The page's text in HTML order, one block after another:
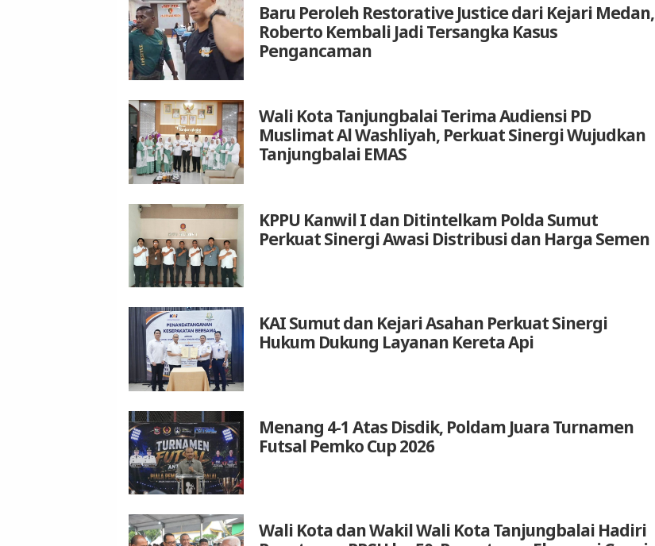
Baru Peroleh Restorative Justice dari Kejari Medan,
Roberto Kembali Jadi Tersangka Kasus
Pengancaman
Wali Kota Tanjungbalai Terima Audiensi PD
Muslimat Al Washliyah, Perkuat Sinergi Wujudkan
Tanjungbalai EMAS
KPPU Kanwil I dan Ditintelkam Polda Sumut
Perkuat Sinergi Awasi Distribusi dan Harga Semen
KAI Sumut dan Kejari Asahan Perkuat Sinergi
Hukum Dukung Layanan Kereta Api
Menang 4-1 Atas Disdik, Poldam Juara Turnamen
Futsal Pemko Cup 2026
Wali Kota dan Wakil Wali Kota Tanjungbalai Hadiri